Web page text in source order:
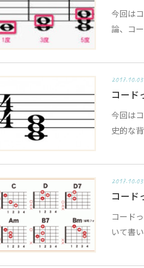
今回は
論、コ
2017.10.03
コード
今回は
史的な
2017.10.03
コード
コード
いて書